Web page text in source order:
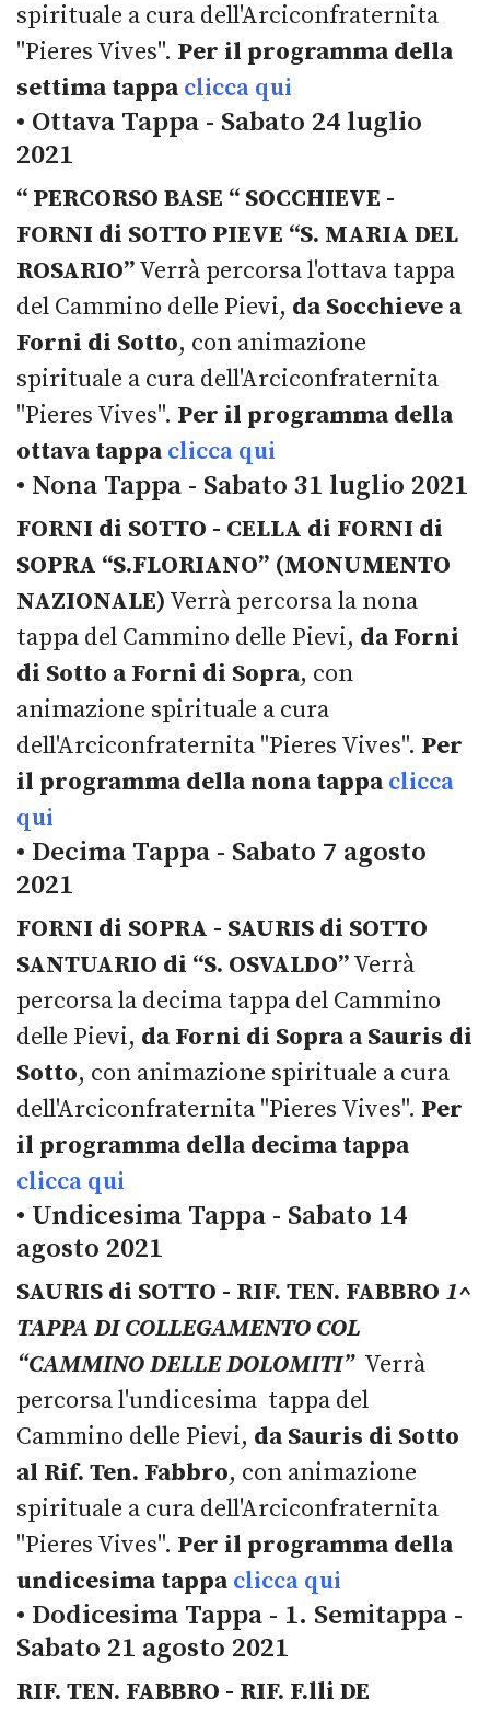
spirituale a cura dell'Arciconfraternita
"Pieres Vives". Per il programma della
settima tappaclicca qui
• Ottava Tappa - Sabato 24 luglio
2021
“ PERCORSO BASE “ SOCCHIEVE -
FORNI di SOTTO PIEVE “S. MARIA DEL
ROSARIO”Verrà percorsa l'ottava tappa
del Cammino delle Pievi, da Socchieve a
Forni di Sotto, con animazione
spirituale a cura dell'Arciconfraternita
"Pieres Vives". Per il programma della
ottava tappaclicca qui
• Nona Tappa - Sabato 31 luglio 2021
FORNI di SOTTO - CELLA di FORNI di
SOPRA “S.FLORIANO” (MONUMENTO
NAZIONALE) Verrà percorsa la nona
tappa del Cammino delle Pievi, da Forni
di Sotto a Forni di Sopra, con
animazione spirituale a cura
dell'Arciconfraternita "Pieres Vives". Per
il programma della nona tappaclicca
qui
• Decima Tappa - Sabato 7 agosto
2021
FORNI di SOPRA - SAURIS di SOTTO
SANTUARIO di “S. OSVALDO”Verrà
percorsa la decima tappa del Cammino
delle Pievi, da Forni di Sopra a Sauris di
Sotto, con animazione spirituale a cura
dell'Arciconfraternita "Pieres Vives". Per
il programma della decima tappa
clicca qui
• Undicesima Tappa - Sabato 14
agosto 2021
SAURIS di SOTTO - RIF. TEN. FABBRO 1^
TAPPA DI COLLEGAMENTO COL
“CAMMINO DELLE DOLOMITI” Verrà
percorsa l'undicesima tappa del
Cammino delle Pievi, da Sauris di Sotto
al Rif. Ten. Fabbro, con animazione
spirituale a cura dell'Arciconfraternita
"Pieres Vives". Per il programma della
undicesima tappaclicca qui
• Dodicesima Tappa - 1. Semitappa -
Sabato 21 agosto 2021
RIF. TEN. FABBRO - RIF. F.lli DE